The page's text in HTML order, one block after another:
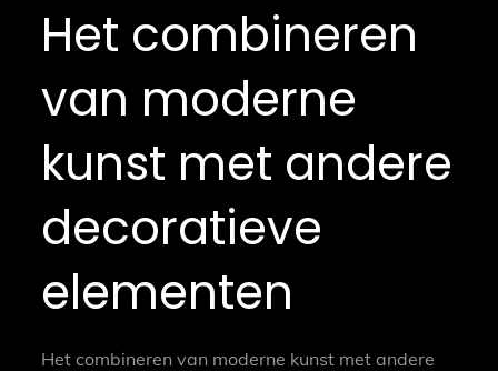
Het combineren
van moderne
kunst met andere
decoratieve
elementen
Het combineren van moderne kunst met andere